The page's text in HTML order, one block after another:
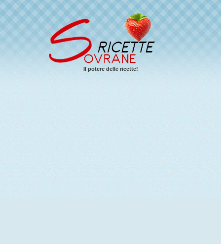
Il potere delle ricette!